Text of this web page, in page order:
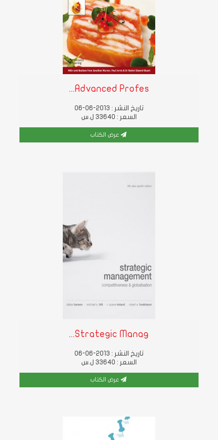
Advanced Profes...
تاريخ النشر : 2013-06-06
السعر : 33640 ل.س
عرض الكتاب
Strategic Manag...
تاريخ النشر : 2013-06-06
السعر : 33640 ل.س
عرض الكتاب